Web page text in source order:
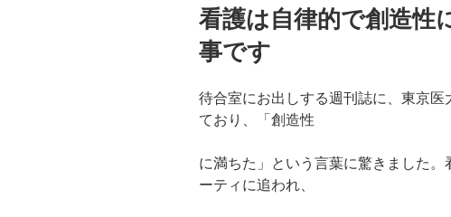
稿
日:
看護は自律的で創造性
事です
待合室にお出しする週刊誌に、東京
ており、「創造性
に満ちた」という言葉に驚きました。
ーティに追われ、